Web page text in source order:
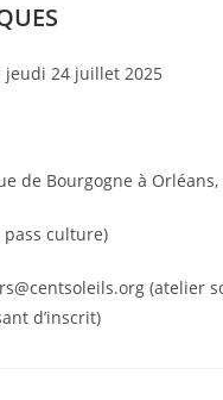
jeudi 24 juillet 2025
de Bourgogne à Orléans,
culture)
(atelier
d’inscrit)